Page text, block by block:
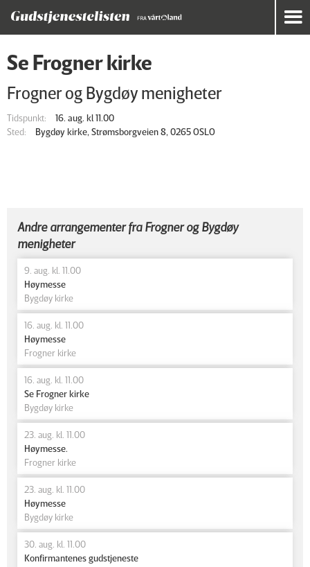
Se Frogner kirke
Frogner og Bygdøy menigheter
Tidspunkt:
16. aug. kl 11.00
Sted:
Bygdøy kirke, Strømsborgveien 8, 0265 OSLO
Andre arrangementer fra Frogner og Bygdøy
menigheter
9. aug. kl. 11.00
Høymesse
Bygdøy kirke
16. aug. kl. 11.00
Høymesse
Frogner kirke
16. aug. kl. 11.00
Se Frogner kirke
Bygdøy kirke
23. aug. kl. 11.00
Høymesse.
Frogner kirke
23. aug. kl. 11.00
Høymesse
Bygdøy kirke
30. aug. kl. 11.00
Konfirmantenes gudstjeneste